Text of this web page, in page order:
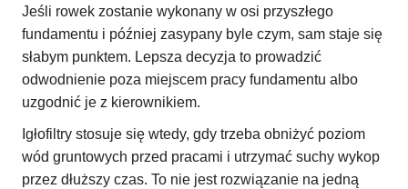
Jeśli rowek zostanie wykonany w osi przyszłego
fundamentu i później zasypany byle czym, sam staje się
słabym punktem. Lepsza decyzja to prowadzić
odwodnienie poza miejscem pracy fundamentu albo
uzgodnić je z kierownikiem.
Igłofiltry stosuje się wtedy, gdy trzeba obniżyć poziom
wód gruntowych przed pracami i utrzymać suchy wykop
przez dłuższy czas. To nie jest rozwiązanie na jedną